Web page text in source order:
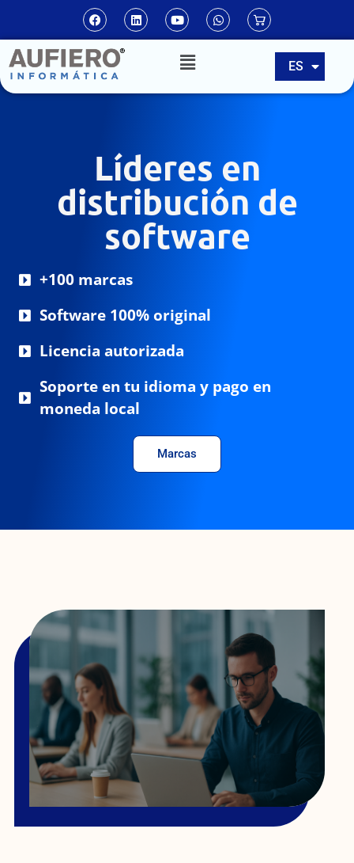
ES
EN
PT
Líderes en
distribución de
software
+100 marcas
Software 100% original
Licencia autorizada
Soporte en tu idioma y pago en
moneda local
Marcas